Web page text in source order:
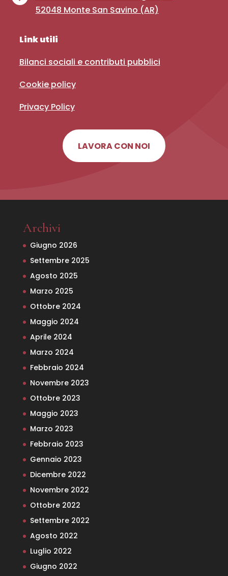
52048 Monte San Savino (AR)
Link utili
Bilanci sociali e contributi pubblici
Cookie policy
Privacy Policy
LAVORA CON NOI
Archivi
Giugno 2026
Settembre 2025
Agosto 2025
Marzo 2025
Ottobre 2024
Maggio 2024
Aprile 2024
Marzo 2024
Febbraio 2024
Novembre 2023
Ottobre 2023
Maggio 2023
Marzo 2023
Febbraio 2023
Gennaio 2023
Dicembre 2022
Novembre 2022
Ottobre 2022
Settembre 2022
Agosto 2022
Luglio 2022
Giugno 2022